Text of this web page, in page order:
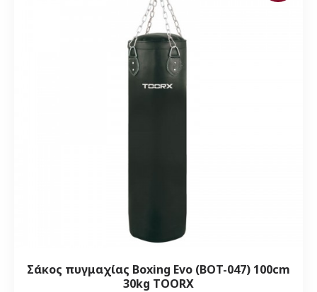
Σάκος πυγμαχίας Boxing Evo (BOT-047) 100cm
30kg TOORX